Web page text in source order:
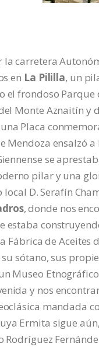
la carretera
en La Pililla, un
frondoso Parque
Monte Aznaitín y
Placa
Mendoza ensalzó
se
pilar y una
D. Serafín
, donde nos
de Aceites
sótano, sus
Museo
y nos
mandada
Ermita sigue
Rodríguez